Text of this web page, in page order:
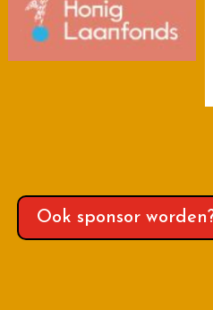
Ook sponsor